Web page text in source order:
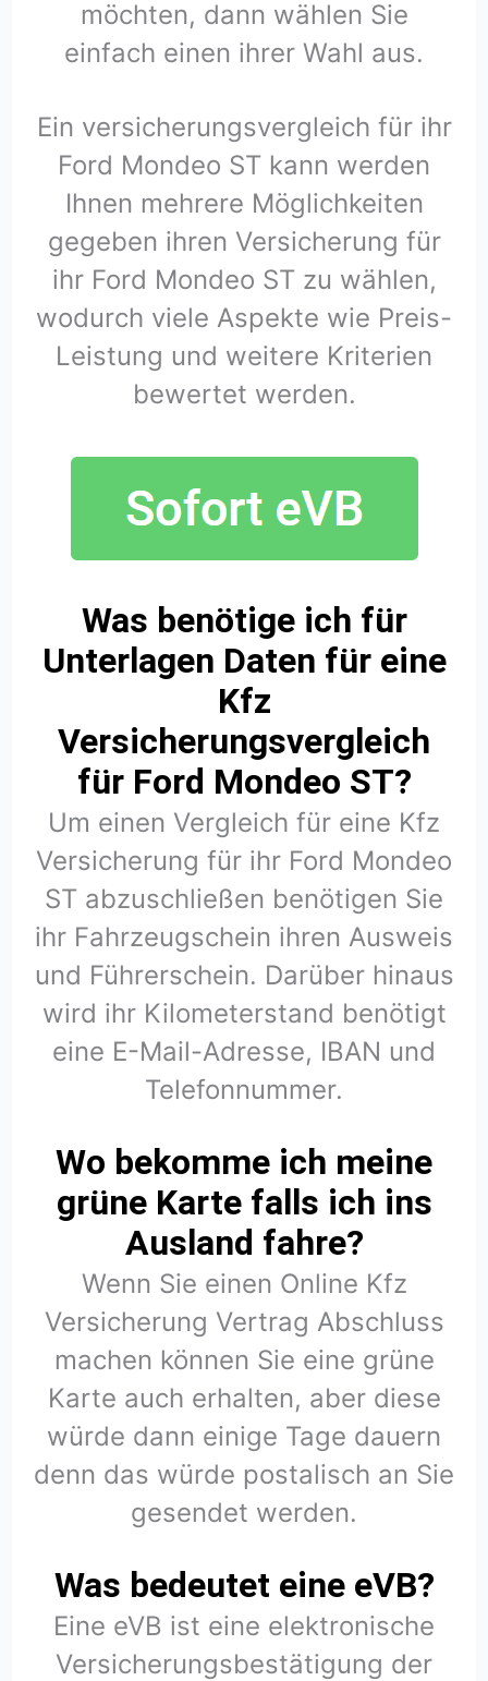
möchten, dann wählen Sie
einfach einen ihrer Wahl aus.
Ein versicherungsvergleich für ihr
Ford Mondeo ST kann werden
Ihnen mehrere Möglichkeiten
gegeben ihren Versicherung für
ihr Ford Mondeo ST zu wählen,
wodurch viele Aspekte wie Preis-
Leistung und weitere Kriterien
bewertet werden.
Was benötige ich für
Unterlagen Daten für eine
Kfz
Versicherungsvergleich
für Ford Mondeo ST?
Um einen Vergleich für eine Kfz
Versicherung für ihr Ford Mondeo
ST abzuschließen benötigen Sie
ihr Fahrzeugschein ihren Ausweis
und Führerschein. Darüber hinaus
wird ihr Kilometerstand benötigt
eine E-Mail-Adresse, IBAN und
Telefonnummer.
Wo bekomme ich meine
grüne Karte falls ich ins
Ausland fahre?
Wenn Sie einen Online Kfz
Versicherung Vertrag Abschluss
machen können Sie eine grüne
Karte auch erhalten, aber diese
würde dann einige Tage dauern
denn das würde postalisch an Sie
gesendet werden.
Was bedeutet eine eVB?
Eine eVB ist eine elektronische
Versicherungsbestätigung der